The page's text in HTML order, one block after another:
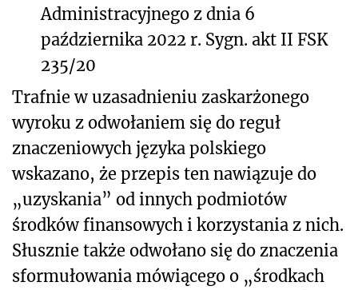
Administracyjnego z dnia 6
października 2022 r. Sygn. akt II FSK
235/20
Trafnie w uzasadnieniu zaskarżonego
wyroku z odwołaniem się do reguł
znaczeniowych języka polskiego
wskazano, że przepis ten nawiązuje do
„uzyskania” od innych podmiotów
środków finansowych i korzystania z nich.
Słusznie także odwołano się do znaczenia
sformułowania mówiącego o „środkach